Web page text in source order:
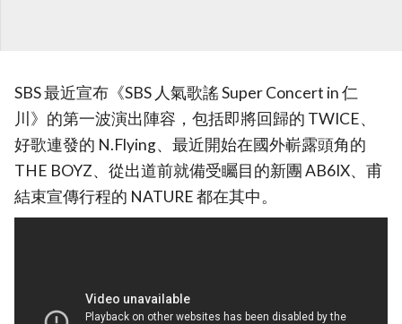
SBS 最近宣布《SBS 人氣歌謠 Super Concert in 仁
川》的第一波演出陣容，包括即將回歸的 TWICE、
好歌連發的 N.Flying、最近開始在國外嶄露頭角的
THE BOYZ、從出道前就備受矚目的新團 AB6IX、甫
結束宣傳行程的 NATURE 都在其中。